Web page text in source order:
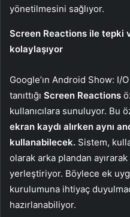
yönetilmesini sağlıyor.
Screen Reactions ile tepki
kolaylaşıyor
Google’ın Android Show:
tanıttığı Screen Reactions
kullanıcılara sunuluyor. Bu
ekran kaydı alırken aynı
kullanabilecek. Sistem,
olarak arka plandan
yerleştiriyor. Böylece ek
kurulumuna ihtiyaç
hazırlanabiliyor.